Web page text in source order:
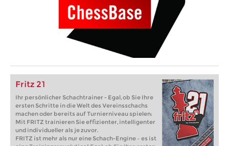
Fritz 21
Ihr persönlicher Schachtrainer - Egal, ob Sie Ihre
ersten Schritte in die Welt des Vereinsschachs
machen oder bereits auf Turnierniveau spielen:
Mit FRITZ trainieren Sie effizienter, intelligenter
und individueller als je zuvor.
FRITZ ist mehr als nur eine Schach-Engine – es ist